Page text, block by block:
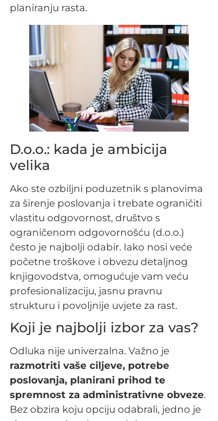
planiranju rasta.
D.o.o.: kada je ambicija
velika
Ako ste ozbiljni poduzetnik s planovima
za širenje poslovanja i trebate ograničiti
vlastitu odgovornost, društvo s
ograničenom odgovornošću (d.o.o.)
često je najbolji odabir. Iako nosi veće
početne troškove i obvezu detaljnog
knjigovodstva, omogućuje vam veću
profesionalizaciju, jasnu pravnu
strukturu i povoljnije uvjete za rast.
Koji je najbolji izbor za vas?
Odluka nije univerzalna. Važno je
razmotriti vaše ciljeve, potrebe
poslovanja, planirani prihod te
spremnost za administrativne obveze.
Bez obzira koju opciju odabrali, jedno je